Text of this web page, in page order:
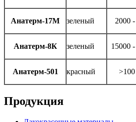
Анатерм-17М зеленый 2000
Анатерм-8К зеленый 15000
Анатерм-501 красный
Продукция